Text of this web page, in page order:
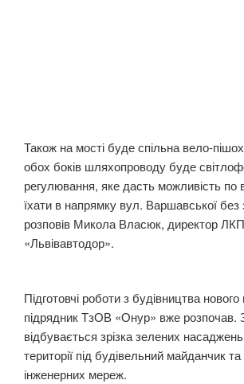
Також на мості буде спільна вело-
обох боків шляхопроводу буде
регулювання, яке дасть можливість по
їхати в напрямку вул. Варшавської
розповів Микола Власюк, директор ЛКП
«Львівавтодор».
Підготовчі роботи з будівництва
підрядник ТзОВ «Онур» вже розпочав.
відбувається зрізка зелених
території під будівельний майданчик та
інженерних мереж.